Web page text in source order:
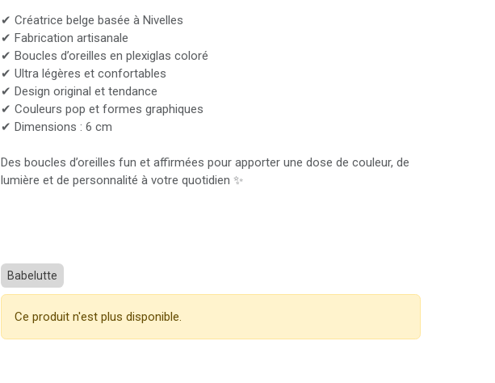
✔ Créatrice belge basée à Nivelles
✔ Fabrication artisanale
✔ Boucles d’oreilles en plexiglas coloré
✔ Ultra légères et confortables
✔ Design original et tendance
✔ Couleurs pop et formes graphiques
✔ Dimensions : 6 cm
Des boucles d’oreilles fun et affirmées pour apporter une dose de couleur, de
lumière et de personnalité à votre quotidien ✨
Babelutte
Ce produit n'est plus disponible.